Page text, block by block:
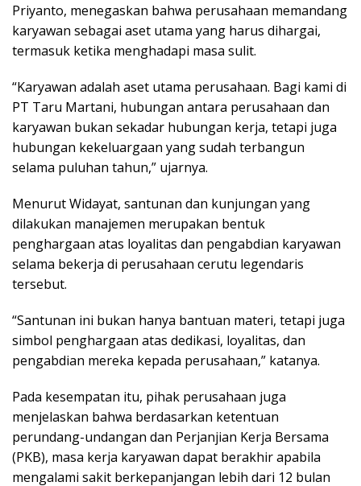
Priyanto, menegaskan bahwa perusahaan memandang
karyawan sebagai aset utama yang harus dihargai,
termasuk ketika menghadapi masa sulit.
“Karyawan adalah aset utama perusahaan. Bagi kami di
PT Taru Martani, hubungan antara perusahaan dan
karyawan bukan sekadar hubungan kerja, tetapi juga
hubungan kekeluargaan yang sudah terbangun
selama puluhan tahun,” ujarnya.
Menurut Widayat, santunan dan kunjungan yang
dilakukan manajemen merupakan bentuk
penghargaan atas loyalitas dan pengabdian karyawan
selama bekerja di perusahaan cerutu legendaris
tersebut.
“Santunan ini bukan hanya bantuan materi, tetapi juga
simbol penghargaan atas dedikasi, loyalitas, dan
pengabdian mereka kepada perusahaan,” katanya.
Pada kesempatan itu, pihak perusahaan juga
menjelaskan bahwa berdasarkan ketentuan
perundang-undangan dan Perjanjian Kerja Bersama
(PKB), masa kerja karyawan dapat berakhir apabila
mengalami sakit berkepanjangan lebih dari 12 bulan